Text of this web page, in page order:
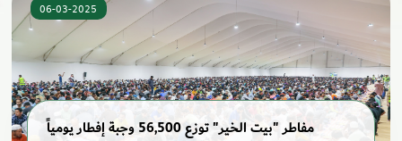
06-03-2025
مفاطر "بيت الخير" توزع 56,500 وجبة إفطار يومياً